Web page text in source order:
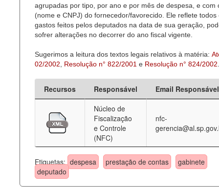
agrupadas por tipo, por ano e por mês de despesa, e com
(nome e CNPJ) do fornecedor/favorecido. Ele reflete todos
gastos feitos pelos deputados na data de sua geração,
sofrer alterações no decorrer do ano fiscal vigente.
Sugerimos a leitura dos textos legais relativos à matéria:
02/2002
Resolução n° 822/2001 e Resolução n° 824/2002
Recursos Responsável
Email Responsável
Núcleo de
Fiscalização
e Controle
(NFC)
nfc-
Etiquetas: despesa prestação de contas
gabinete
deputado